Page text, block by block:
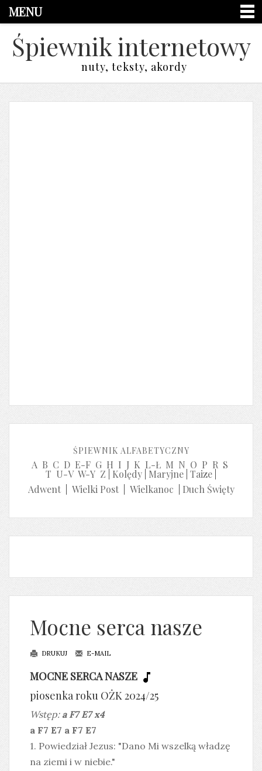
MENU
Śpiewnik internetowy
nuty, teksty, akordy
ŚPIEWNIK ALFABETYCZNY
A B C D E-F G H I J K L-Ł M N O P R S
T U-V W-Y Z Kolędy Maryjne Taize
Adwent| Wielki Post| Wielkanoc Duch Święty
Mocne serca nasze
DRUKUJ E-MAIL
MOCNE SERCA NASZE
piosenka roku OŻK 2024/25
Wstęp: a F7 E7 x4
a F7 E7 a F7 E7
1. Powiedział Jezus: "Dano Mi wszelką władzę
na ziemi i w niebie."